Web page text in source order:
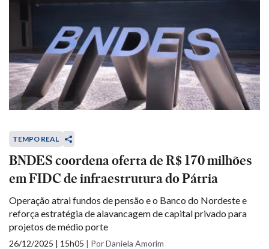
TEMPO REAL
BNDES coordena oferta de R$ 170 milhões
em FIDC de infraestrutura do Pátria
Operação atrai fundos de pensão e o Banco do Nordeste e
reforça estratégia de alavancagem de capital privado para
projetos de médio porte
26/12/2025 | 15h05 | Por Daniela Amorim